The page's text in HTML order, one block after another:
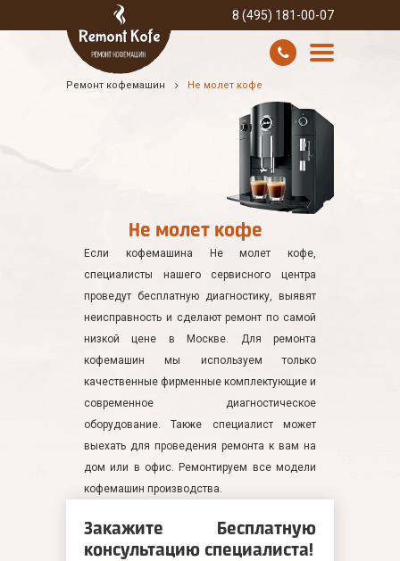
8 (495) 181-00-07
КОНТАКТЫ
Ремонт кофемашин Не молет кофе
Не молет кофе
Если кофемашина Не молет кофе,
специалисты нашего сервисного центра
проведут бесплатную диагностику, выявят
неисправность и сделают ремонт по самой
низкой цене в Москве. Для ремонта
кофемашин мы используем только
качественные фирменные комплектующие и
современное диагностическое
оборудование. Также специалист может
выехать для проведения ремонта к вам на
дом или в офис. Ремонтируем все модели
кофемашин производства.
Закажите Бесплатную
консультацию специалиста!